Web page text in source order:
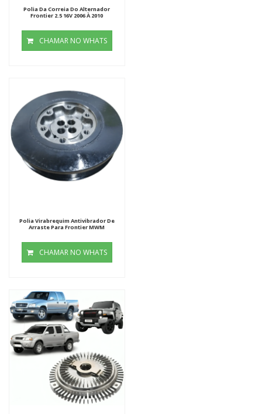
Polia Da Correia Do Alternador
Frontier 2.5 16V 2006 À 2010
CHAMAR NO WHATS
Polia Virabrequim Antivibrador De
Arraste Para Frontier MWM
CHAMAR NO WHATS